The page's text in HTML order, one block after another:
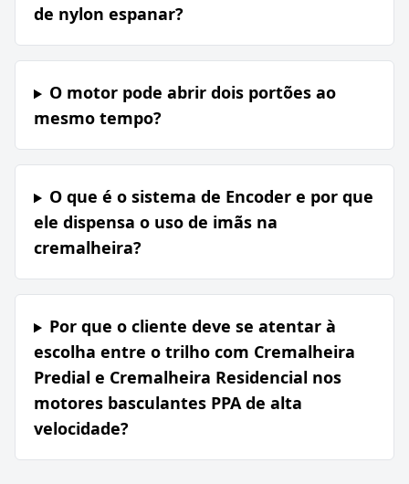
de nylon espanar?
O motor pode abrir dois portões ao
mesmo tempo?
O que é o sistema de Encoder e por que
ele dispensa o uso de imãs na
cremalheira?
Por que o cliente deve se atentar à
escolha entre o trilho com Cremalheira
Predial e Cremalheira Residencial nos
motores basculantes PPA de alta
velocidade?